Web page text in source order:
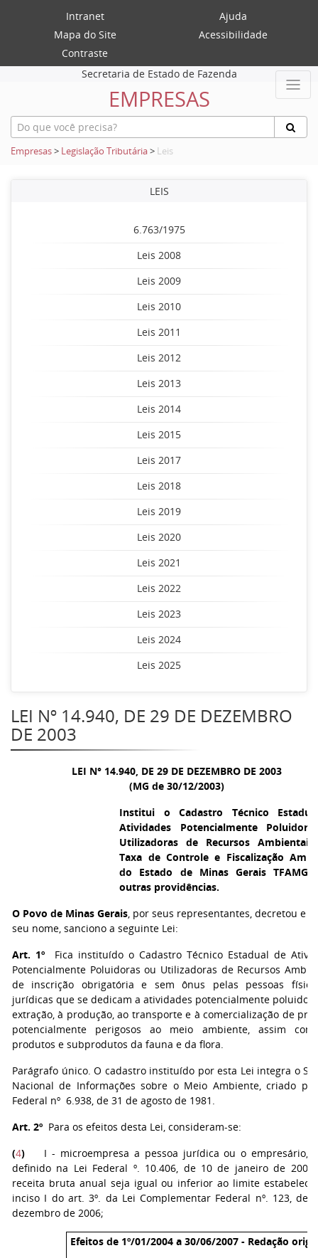
Intranet
Ajuda
Mapa do Site
Acessibilidade
Contraste
Secretaria de Estado de Fazenda
EMPRESAS
Empresas> Legislação Tributária> Leis
LEIS
6.763/1975
Leis 2008
Leis 2009
Leis 2010
Leis 2011
Leis 2012
Leis 2013
Leis 2014
Leis 2015
Leis 2017
Leis 2018
Leis 2019
Leis 2020
Leis 2021
Leis 2022
Leis 2023
Leis 2024
Leis 2025
LEI Nº 14.940, DE 29 DE DEZEMBRO
DE 2003
LEI N° 14.940, DE 29 DE DEZEMBRO DE 2003
(MG de 30/12/2003)
Institui o Cadastro Técnico
Atividades Potencialmente
Utilizadoras de Recursos
Taxa de Controle e Fiscalização
do Estado de Minas Gerais TFAMG
outras providências.
O Povo de Minas Gerais, por seus representantes, decretou e
seu nome, sanciono a seguinte Lei:
Art. 1º Fica instituído o Cadastro Técnico Estadual de
Potencialmente Poluidoras ou Utilizadoras de Recursos
de inscrição obrigatória e sem ônus pelas pessoas
jurídicas que se dedicam a atividades potencialmente
extração, à produção, ao transporte e à comercialização de
potencialmente perigosos ao meio ambiente, assim
produtos e subprodutos da fauna e da flora.
Parágrafo único. O cadastro instituído por esta Lei integra o
Nacional de Informações sobre o Meio Ambiente, criado
Federal nº 6.938, de 31 de agosto de 1981.
Art. 2º Para os efeitos desta Lei, consideram-se:
(4) I - microempresa a pessoa jurídica ou o empresário,
definido na Lei Federal º. 10.406, de 10 de janeiro de
receita bruta anual seja igual ou inferior ao limite
inciso I do art. 3º. da Lei Complementar Federal nº. 123, de
dezembro de 2006;
Efeitos de 1º/01/2004 a 30/06/2007 - Redação